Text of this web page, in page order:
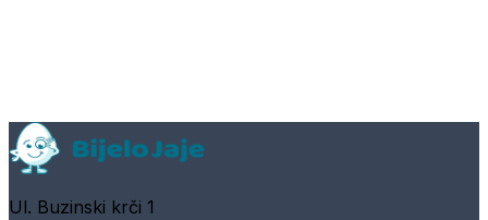
Ul. Buzinski krči 1